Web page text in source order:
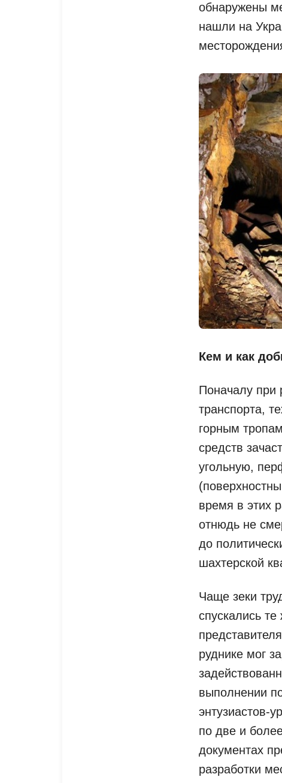
обнаружены
нашли на
Кем и как
Поначалу при
транспорта,
горным
средств
угольную,
время в этих
отнюдь не
до
шахтерской
Чаще зеки
спускались
руднике мог
выполнении
энтузиастов-
по две и
документах
разработки